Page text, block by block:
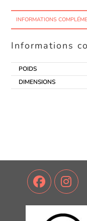
INFORMATIONS
Informations
POIDS
DIMENSIONS